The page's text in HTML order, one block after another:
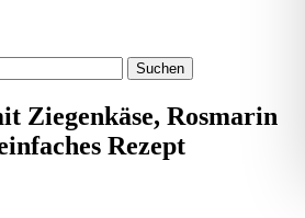
Ziegenkäse, Rosmarin
Rezept